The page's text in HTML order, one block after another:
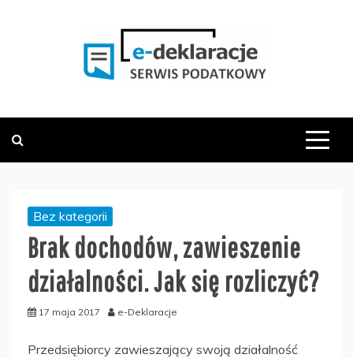
Bez kategorii
Brak dochodów, zawieszenie
działalności. Jak się rozliczyć?
17 maja 2017 e-Deklaracje
Przedsiębiorcy zawieszający swoją działalność